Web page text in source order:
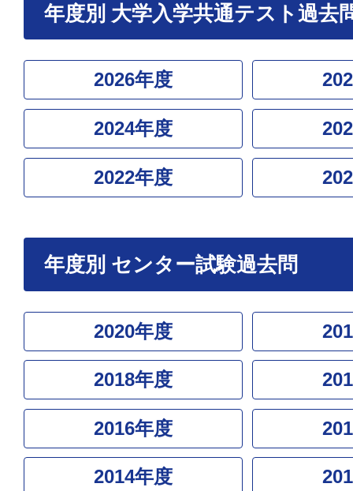
年度別 大学入学共通テスト過去
2026年度
2024年度
2022年度
年度別 センター試験過去問
2020年度
2018年度
2016年度
2014年度